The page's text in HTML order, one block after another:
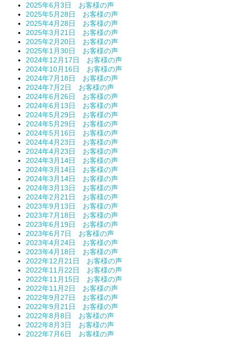
2025年6月3日 お客様の声
2025年5月28日 お客様の声
2025年4月28日 お客様の声
2025年3月21日 お客様の声
2025年2月20日 お客様の声
2025年1月30日 お客様の声
2024年12月17日 お客様の声
2024年10月16日 お客様の声
2024年7月18日 お客様の声
2024年7月2日 お客様の声
2024年6月26日 お客様の声
2024年6月13日 お客様の声
2024年5月29日 お客様の声
2024年5月29日 お客様の声
2024年5月16日 お客様の声
2024年4月23日 お客様の声
2024年4月23日 お客様の声
2024年3月14日 お客様の声
2024年3月14日 お客様の声
2024年3月14日 お客様の声
2024年3月13日 お客様の声
2024年2月21日 お客様の声
2023年9月13日 お客様の声
2023年7月18日 お客様の声
2023年6月19日 お客様の声
2023年6月7日 お客様の声
2023年4月24日 お客様の声
2023年4月18日 お客様の声
2022年12月21日 お客様の声
2022年11月22日 お客様の声
2022年11月15日 お客様の声
2022年11月2日 お客様の声
2022年9月27日 お客様の声
2022年9月21日 お客様の声
2022年8月8日 お客様の声
2022年8月3日 お客様の声
2022年7月6日 お客様の声